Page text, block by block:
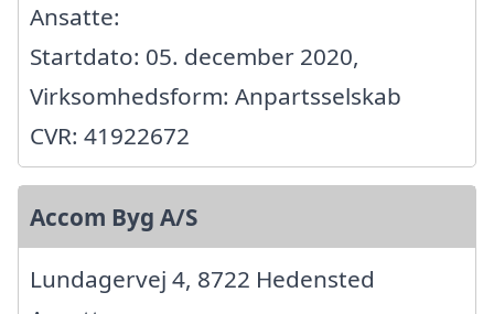
Ansatte:
Startdato: 05. december 2020,
Virksomhedsform: Anpartsselskab
CVR: 41922672
Accom Byg A/S
Lundagervej 4, 8722 Hedensted